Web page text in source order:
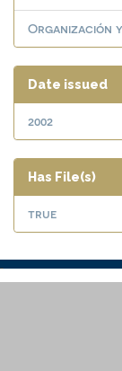
Organización
Date issued
2002
Has File(s)
true